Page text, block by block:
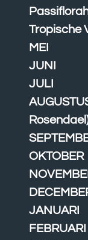
Tropische
MEI
JUNI
JULI
OKTOBER
JANUARI
FEBRUARI